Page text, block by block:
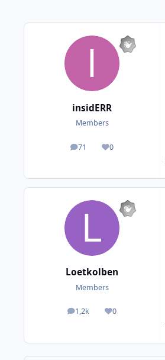
insidERR
Members
71
posts 0
Reputation
Loetkolben
Members
1,2k
posts 0
Reputation